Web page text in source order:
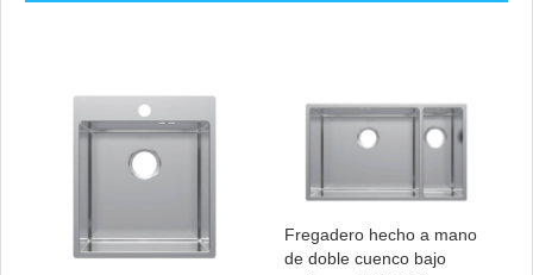
Fregadero hecho a mano
de doble cuenco bajo